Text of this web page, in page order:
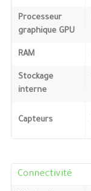
Processeur
graphique GPU
RAM
Stockage
interne
Capteurs
Connectivité